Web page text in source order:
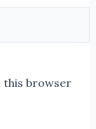
this browser